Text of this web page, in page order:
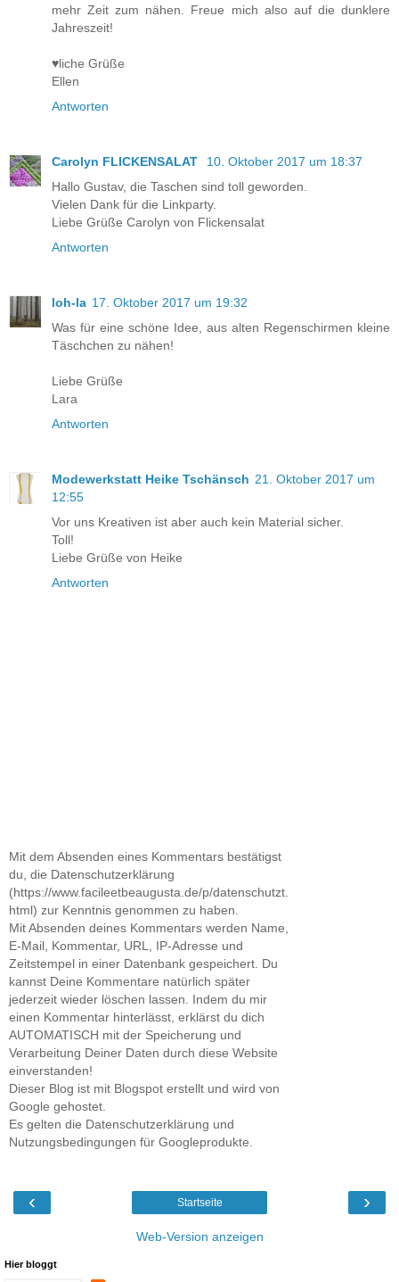
mehr Zeit zum nähen. Freue mich also auf die dunklere
Jahreszeit!
♥liche Grüße
Ellen
Antworten
Carolyn FLICKENSALAT
10. Oktober 2017 um 18:37
Hallo Gustav, die Taschen sind toll geworden.
Vielen Dank für die Linkparty.
Liebe Grüße Carolyn von Flickensalat
Antworten
loh-la 17. Oktober 2017 um 19:32
Was für eine schöne Idee, aus alten Regenschirmen kleine
Täschchen zu nähen!
Liebe Grüße
Lara
Antworten
Modewerkstatt Heike Tschänsch 21. Oktober 2017 um
12:55
Vor uns Kreativen ist aber auch kein Material sicher.
Toll!
Liebe Grüße von Heike
Antworten
Mit dem Absenden eines Kommentars bestätigst
du, die Datenschutzerklärung
(https://www.facileetbeaugusta.de/p/datenschutzt.
html) zur Kenntnis genommen zu haben.
Mit Absenden deines Kommentars werden Name,
E-Mail, Kommentar, URL, IP-Adresse und
Zeitstempel in einer Datenbank gespeichert. Du
kannst Deine Kommentare natürlich später
jederzeit wieder löschen lassen. Indem du mir
einen Kommentar hinterlässt, erklärst du dich
AUTOMATISCH mit der Speicherung und
Verarbeitung Deiner Daten durch diese Website
einverstanden!
Dieser Blog ist mit Blogspot erstellt und wird von
Google gehostet.
Es gelten die Datenschutzerklärung und
Nutzungsbedingungen für Googleprodukte.
‹ ›
Startseite
Web-Version anzeigen
Hier bloggt